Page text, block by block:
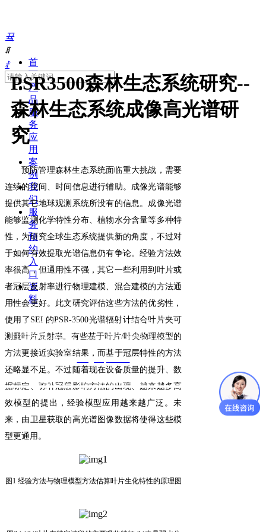
끀
ꁲ
首
页
产
品
服
务
应
用
案
例
我
们
服
务
预
约
入
口
资
料
ꄙ
PSR3500森林生态系统研究--
森林生态系统成像高光谱研
究
预防管理森林生态系统面临重大挑战，需要
连续的空间、时间信息进行辅助。成像光谱能够
提供其它地球观测系统所没有的信息。成像光谱
能够监测化学特性分布、植物水分含量等多种特
性 ，为研究全球生态系统提供新的角度，不过对
于如何有效提取光谱信息仍有争论。经验方法效
率很高，但通用性不强，其它一些利用到叶片或
者冠层反射率进行物理建模、 混合建模的方法通
用性会更好。此文研究评估这些方法的优劣性，
使用 了 SEI 的PSR-3500光谱辐射计结合叶片夹可
测量叶片反射率。 有些基于叶 片/叶尖物理模型的
方法更接近实验室结果， 而基于冠层特性 的方法
还略显不足。不过随着现在设备质量的提升、数
据标定、 弥补冠层影响方法的 出现 、越来越多高
效模型 的提出 ，经验模型应用越来越广泛。未
来， 由 卫星获取的高光谱图像数据将使得这些模
型更通用。
图1 经验方法与物理模型方法估算叶片生化特性的原理图
北京安洲科技有限公司 版权所有京ICP备
14030654号电话：4006-507-608 010-62111182
邮箱：info@azup.com.cn
Copyright 2009 Auto Parts All Right Reserved